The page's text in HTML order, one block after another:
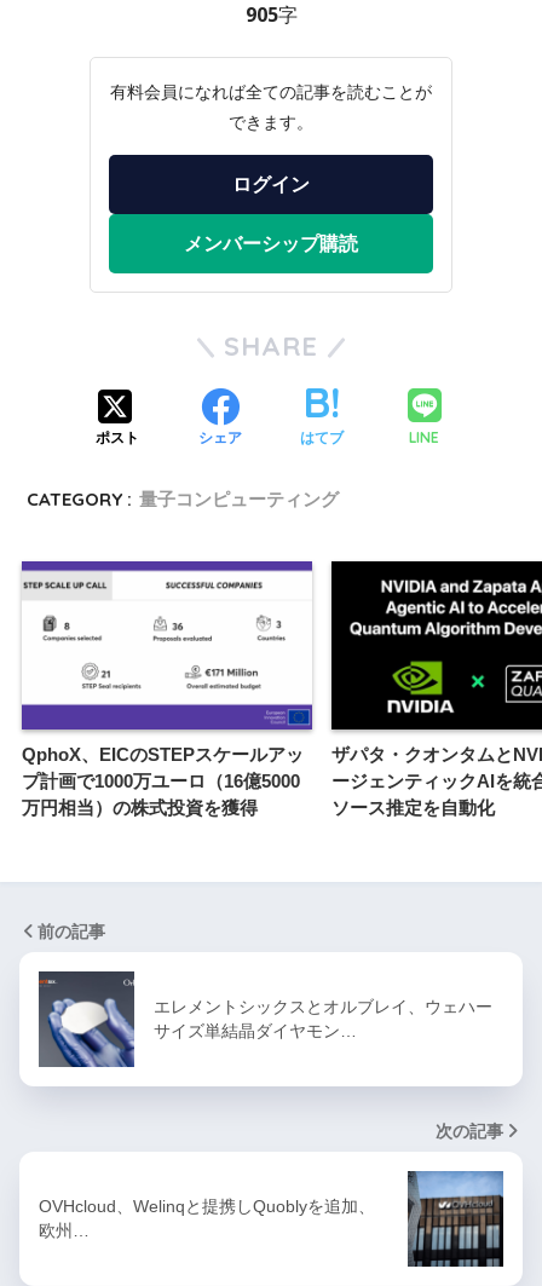
905字
有料会員になれば全ての記事を読むことが
できます。
ログイン
メンバーシップ購読
SHARE
ポスト シェア はてブ LINE
CATEGORY : 量子コンピューティング
QphoX、EICのSTEPスケールアッ
プ計画で1000万ユーロ（16億5000
万円相当）の株式投資を獲得
ザパタ・クオンタムと
ージェンティックAIを統
ソース推定を自動化
前の記事
エレメントシックスとオルブレイ、ウェハー
サイズ単結晶ダイヤモン…
次の記事
OVHcloud、Welinqと提携しQuoblyを追加、
欧州…